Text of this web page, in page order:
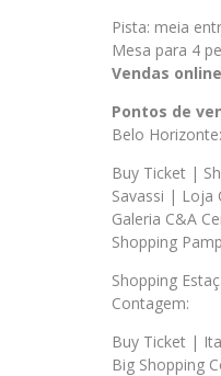
Pista: meia
Mesa para 4
Vendas
Pontos de
Belo Horizonte:
Buy Ticket |
Savassi | Loja
Galeria C&A
Shopping
Shopping
Contagem:
Buy Ticket |
Big Shopping